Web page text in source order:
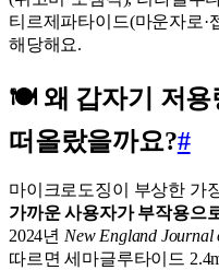
티르제파타이드(마운자로·
해당해요.
🍽️ 왜 갑자기 저용
떠올랐을까요?#
마이크로도징이 부상한 가
가까운 사용자가 부작용으
2024년 New England Journal
따르면 세마글루타이드